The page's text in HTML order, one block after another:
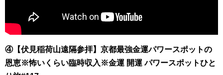
④【伏見稲荷山遠隔参拝】京都最強金運パワースポットの
恩恵※怖いくらい臨時収入※金運 開運 パワースポットひと